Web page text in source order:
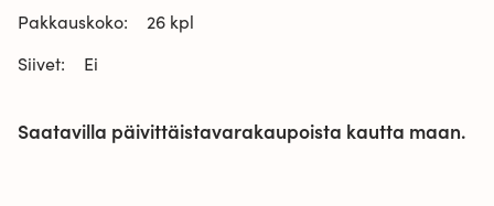
Pakkauskoko:
26 kpl
Siivet:
Ei
Saatavilla päivittäistavarakaupoista kautta maan.